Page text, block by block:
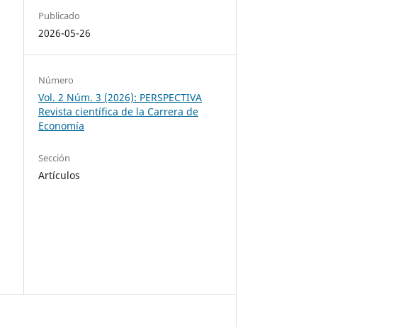
Publicado
2026-05-26
Número
Vol. 2 Núm. 3 (2026): PERSPECTIVA
Revista científica de la Carrera de
Economía
Sección
Artículos